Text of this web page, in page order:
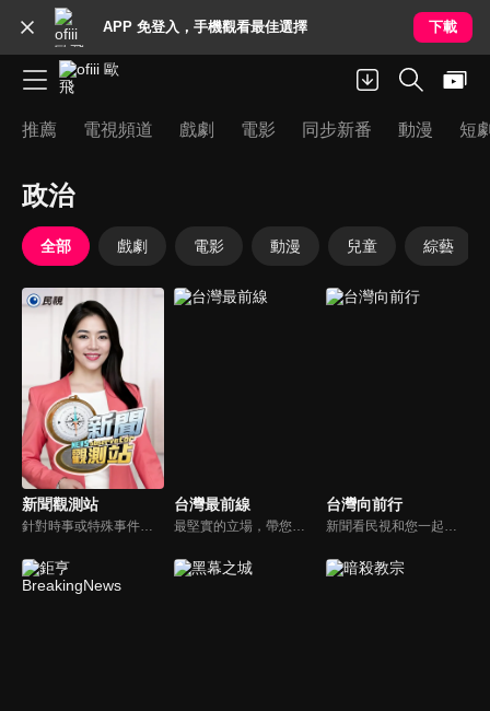
APP 免登入，手機觀看最佳選擇 下載
推薦 電視頻道 戲劇 電影 同步新番 動漫 短
政治
全部 戲劇 電影 動漫 兒童 綜藝
新聞觀測站
針對時事或特殊事件邀請來賓進行深度探討，或專訪各領域傑出人士。
台灣最前線
最堅實的立場，帶您洞悉台灣新知。最專業的陣容，帶您打開『視』界。政治人民做主，一同掌握即實政壇資訊，『EYE』台灣的政論談話節目。
台灣向前行
新聞看民視和您一起討論最新最熱的時事新聞！